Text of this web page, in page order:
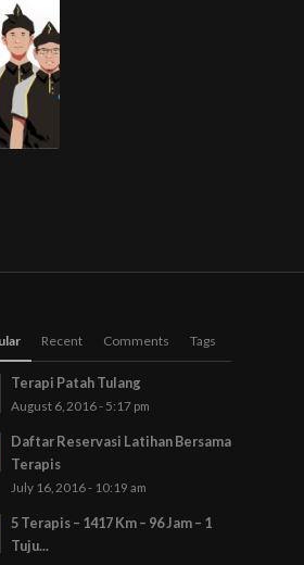
Recent Comments Tags
Terapi Patah Tulang
August 6, 2016 - 5:17 pm
Daftar Reservasi Latihan Bersama
Terapis
July 16, 2016 - 10:19 am
5 Terapis – 1417 Km – 96 Jam – 1
Tuju...